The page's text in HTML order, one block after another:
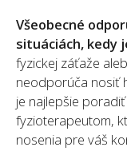
Všeobecné
situáciách, kedy
fyzickej záťaže
neodporúča nosiť
je najlepšie
fyzioterapeutom,
nosenia pre váš